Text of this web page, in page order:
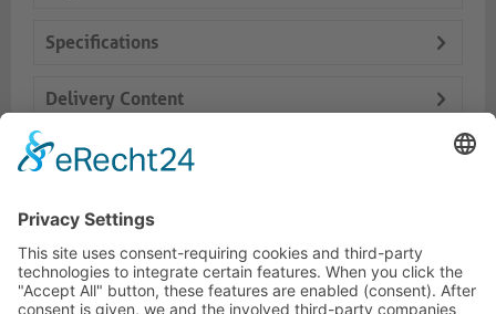
Specifications
Delivery Content
Dokumente
Productos similares